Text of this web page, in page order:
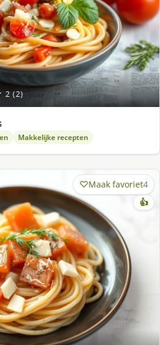
2 (2)
Makkelijke recepten
Maak favoriet4
👍